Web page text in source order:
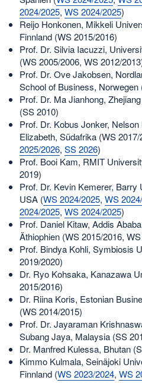
2024/2025, WS 2024/2025)
Reijo Honkonen, Mikkeli
Finnland (WS 2015/2016)
Prof. Dr. Silvia Iacuzzi,
(WS 2005/2006, WS 2012/
Prof. Dr. Ove Jakobsen,
School of Business, Norwegen
Prof. Dr. Ma Jianhong,
(SS 2010)
Prof. Dr. Kobus Jonker,
Elizabeth, Südafrika (WS
2025/2026, SS 2026)
Prof. Booi Kam, RMIT
2019)
Prof. Dr. Kevin Kemerer,
USA (WS 2024/2025, WS
2024/2025, WS 2024/2025)
Prof. Daniel Kitaw, Addis
Äthiophien (WS 2015/2016,
Prof. Bindya Kohli, Symbiosis
2019/2020)
Dr. Ryo Kohsaka, Kanazawa
2015/2016)
Dr. Riina Koris, Estonian
(WS 2014/2015)
Prof. Dr. Jayaraman
Subang Jaya, Malaysia (SS
Dr. Manfred Kulessa, Bhutan
Kimmo Kulmala, Seinäjoki
Finnland (WS 2023/2024, WS